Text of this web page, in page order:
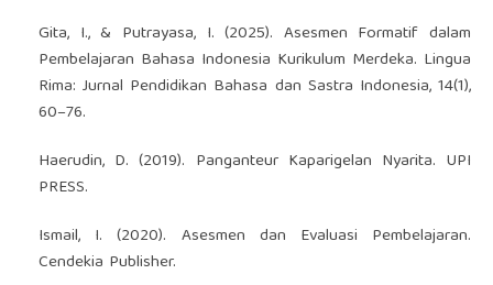
Gita, I., & Putrayasa, I. (2025). Asesmen Formatif dalam
Pembelajaran Bahasa Indonesia Kurikulum Merdeka. Lingua
Rima: Jurnal Pendidikan Bahasa dan Sastra Indonesia, 14(1),
60–76.
Haerudin, D. (2019). Panganteur Kaparigelan Nyarita. UPI
PRESS.
Ismail, I. (2020). Asesmen dan Evaluasi Pembelajaran.
Cendekia Publisher.